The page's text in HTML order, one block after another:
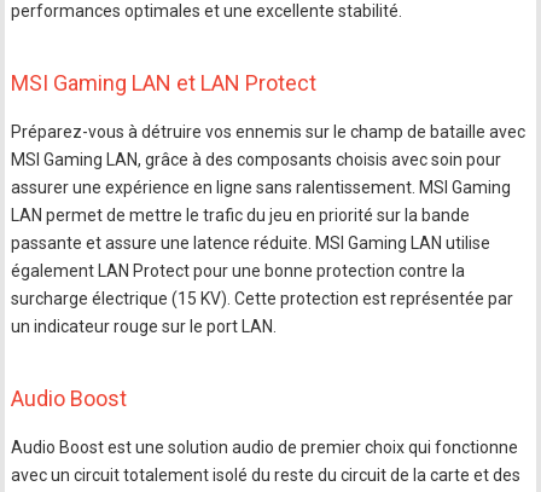
performances optimales et une excellente stabilité.
MSI Gaming LAN et LAN Protect
Préparez-vous à détruire vos ennemis sur le champ de bataille avec
MSI Gaming LAN, grâce à des composants choisis avec soin pour
assurer une expérience en ligne sans ralentissement. MSI Gaming
LAN permet de mettre le trafic du jeu en priorité sur la bande
passante et assure une latence réduite. MSI Gaming LAN utilise
également LAN Protect pour une bonne protection contre la
surcharge électrique (15 KV). Cette protection est représentée par
un indicateur rouge sur le port LAN.
Audio Boost
Audio Boost est une solution audio de premier choix qui fonctionne
avec un circuit totalement isolé du reste du circuit de la carte et des